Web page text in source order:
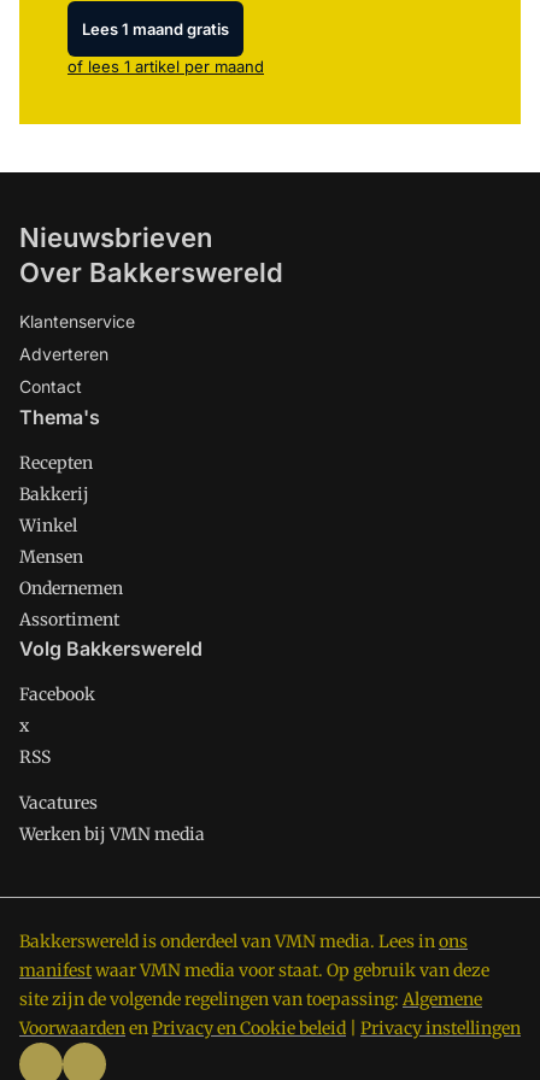
Lees 1 maand gratis
of lees 1 artikel per maand
Nieuwsbrieven
Over Bakkerswereld
Klantenservice
Adverteren
Contact
Thema's
Recepten
Bakkerij
Winkel
Mensen
Ondernemen
Assortiment
Volg Bakkerswereld
Facebook
x
RSS
Vacatures
Werken bij VMN media
Bakkerswereld is onderdeel van VMN media. Lees inons
manifestwaar VMN media voor staat. Op gebruik van deze
site zijn de volgende regelingen van toepassing: Algemene
VoorwaardenenPrivacy en Cookie beleid Privacy instellingen